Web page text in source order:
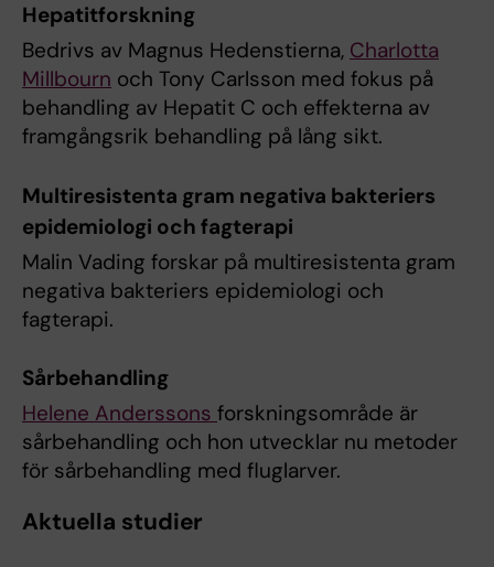
Hepatitforskning
Bedrivs av Magnus Hedenstierna, Charlotta
Millbourn och Tony Carlsson med fokus på
behandling av Hepatit C och effekterna av
framgångsrik behandling på lång sikt.
Multiresistenta gram negativa bakteriers
epidemiologi och fagterapi
Malin Vading forskar på multiresistenta gram
negativa bakteriers epidemiologi och
fagterapi.
Sårbehandling
Helene Anderssons forskningsområde är
sårbehandling och hon utvecklar nu metoder
för sårbehandling med fluglarver.
Aktuella studier